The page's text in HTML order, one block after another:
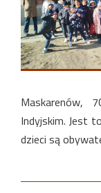
Maskarenów,
Indyjskim. Jest
dzieci są